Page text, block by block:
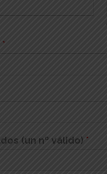
*
(un nº válido) *